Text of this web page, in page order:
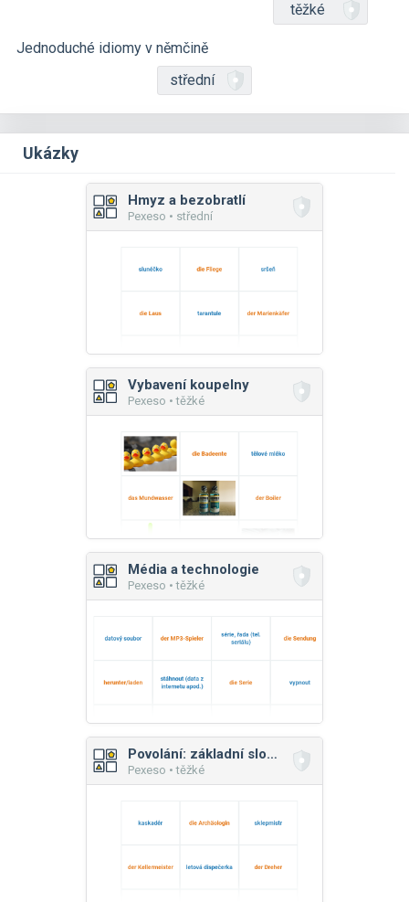
těžké
Jednoduché idiomy v němčině
střední
Ukázky
Hmyz a bezobratlí
Pexeso • střední
Vybavení koupelny
Pexeso • těžké
Média a technologie
Pexeso • těžké
Povolání: základní slovíčka
Pexeso • těžké